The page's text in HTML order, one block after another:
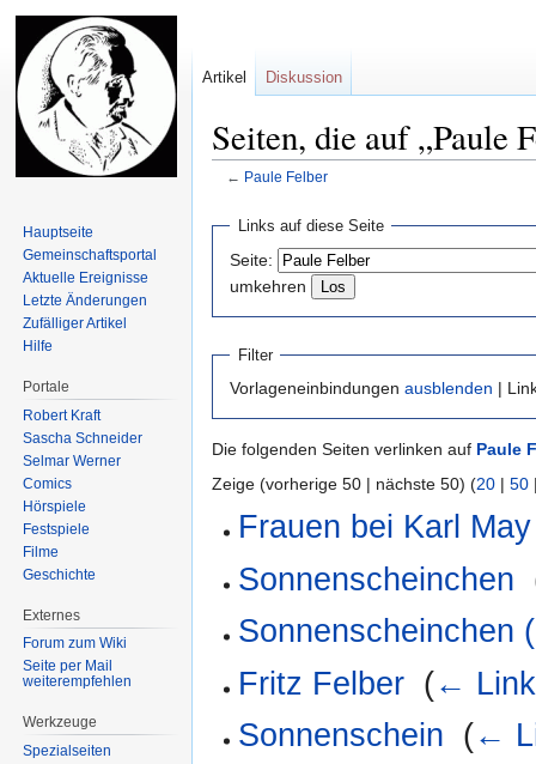
Seiten, die auf „Paule
← Paule Felber
Navigation
springen
springen
Links auf diese Seite
Seite:
umkehren
Filter
Vorlageneinbindungen ausblenden |
Die folgenden Seiten verlinken auf Paule
Zeige (vorherige 50 | nächste 50) (20 | 50
Frauen bei Karl May
Sonnenscheinchen
Sonnenscheinchen
Fritz Felber (←
Sonnenschein (←
Artikel Diskussion
Hauptseite
Gemeinschafts­portal
Aktuelle Ereignisse
Letzte Änderungen
Zufälliger Artikel
Hilfe
Portale
Robert Kraft
Sascha Schneider
Selmar Werner
Comics
Hörspiele
Festspiele
Filme
Geschichte
Externes
Forum zum Wiki
Seite per Mail
weiterempfehlen
Werkzeuge
Spezialseiten